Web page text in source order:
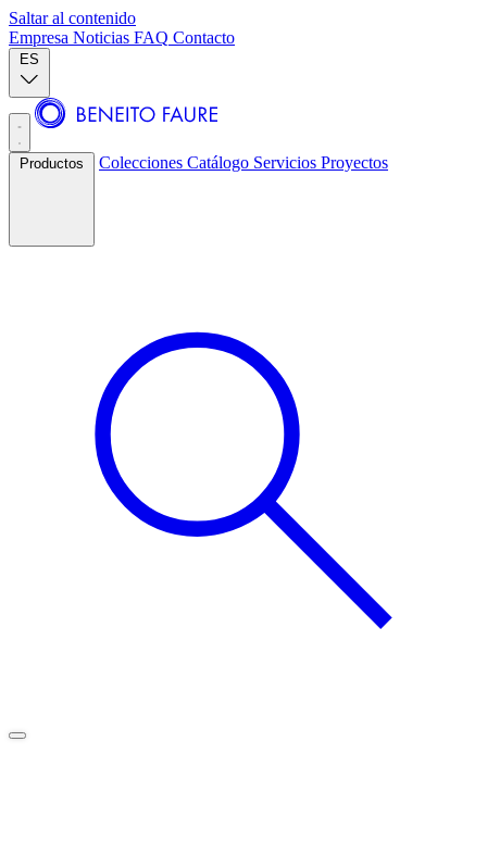
Saltar al contenido
Empresa Noticias FAQ Contacto
ES
Productos Colecciones Catálogo Servicios Proyectos